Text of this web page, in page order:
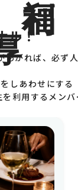
ル！
あがれば、必ず
しあわせにする
利用するメンバ